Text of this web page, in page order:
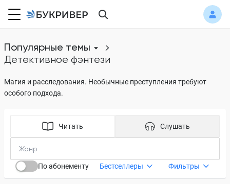
Популярные темы
детективное фэнтези
Магия и расследования. Необычные преступления требуют
особого подхода.
Читать Слушать
По абонементу Бестселлеры Фильтры